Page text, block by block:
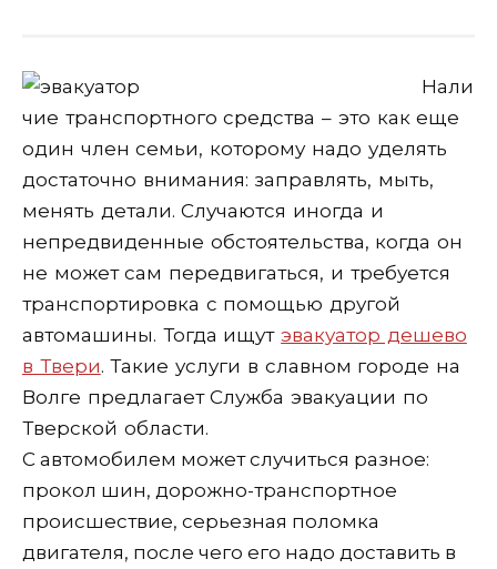
Нали
чие транспортного средства – это как еще
один член семьи, которому надо уделять
достаточно внимания: заправлять, мыть,
менять детали. Случаются иногда и
непредвиденные обстоятельства, когда он
не может сам передвигаться, и требуется
транспортировка с помощью другой
автомашины. Тогда ищутэвакуатор дешево
в Твери. Такие услуги в славном городе на
Волге предлагает Служба эвакуации по
Тверской области.
С автомобилем может случиться разное:
прокол шин, дорожно-транспортное
происшествие, серьезная поломка
двигателя, после чего его надо доставить в